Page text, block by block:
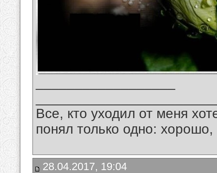
Все, кто уходил от меня
понял только одно:
28.04.2017, 19:04